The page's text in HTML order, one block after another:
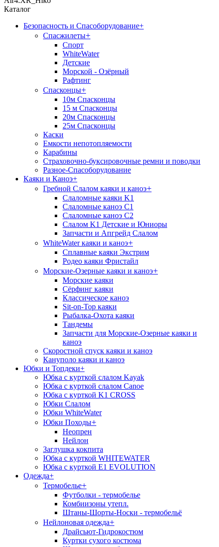
Каталог
Безопасность и Спасоборудование+
Спасжилеты+
Спорт
WhiteWater
Детские
Морской - Озёрный
Рафтинг
Спасконцы+
10м Спасконцы
15 м Спасконцы
20м Спасконцы
25м Спасконцы
Каски
Емкости непотопляемости
Карабины
Страховочно-буксировочные ремни и поводки
Разное-Спасоборудование
Каяки и Каноэ+
Гребной Слалом каяки и каноэ+
Слаломные каяки K1
Слаломные каноэ С1
Слаломные каноэ С2
Слалом K1 Детские и Юниоры
Запчасти и Апгрейд Слалом
WhiteWater каяки и каноэ+
Сплавные каяки Экстрим
Родео каяки Фристайл
Морские-Озерные каяки и каноэ+
Морские каяки
Сёрфинг каяки
Классическое каноэ
Sit-on-Top каяки
Рыбалка-Охота каяки
Тандемы
Запчасти для Морские-Озерные каяки и
каноэ
Скоростной спуск каяки и каноэ
Кануполо каяки и каноэ
Юбки и Топдеки+
Юбка с курткой слалом Kayak
Юбка с курткой слалом Canoe
Юбка с курткой K1 CROSS
Юбки Слалом
Юбки WhiteWater
Юбки Походы+
Неопрен
Нейлон
Заглушка кокпита
Юбка с курткой WHITEWATER
Юбка с курткой E1 EVOLUTION
Одежда+
Термобелье+
Футболки - термобелье
Комбиизоны утепл.
Штаны-Шорты-Носки - термобельё
Нейлоновая одежда+
Драйсьют-Гидрокостюм
Куртки сухого костюма